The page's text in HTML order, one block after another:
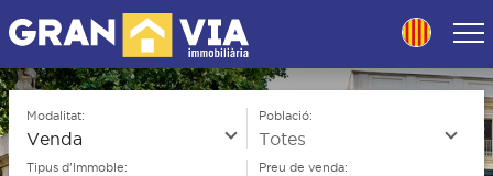
to
Skip
to
content
Modalitat: Població:
Tipus d'Immoble: Preu de venda: